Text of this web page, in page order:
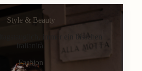
Style & Beauty
immer ein bisschen
Italianità.
Fashion